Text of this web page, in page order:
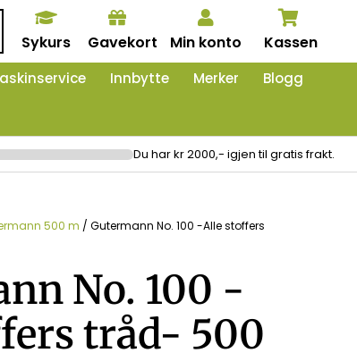
Sykurs Gavekort Min konto Kassen
Innbytte Merker Blogg
Du har kr 2000,- igjen til gratis frakt.
500 m / Gutermann No. 100 -Alle stoffers
No. 100 -
tråd- 500